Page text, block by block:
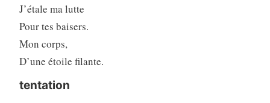
J’étale ma lutte
Pour tes baisers.
Mon corps,
D’une étoile filante.
tentation